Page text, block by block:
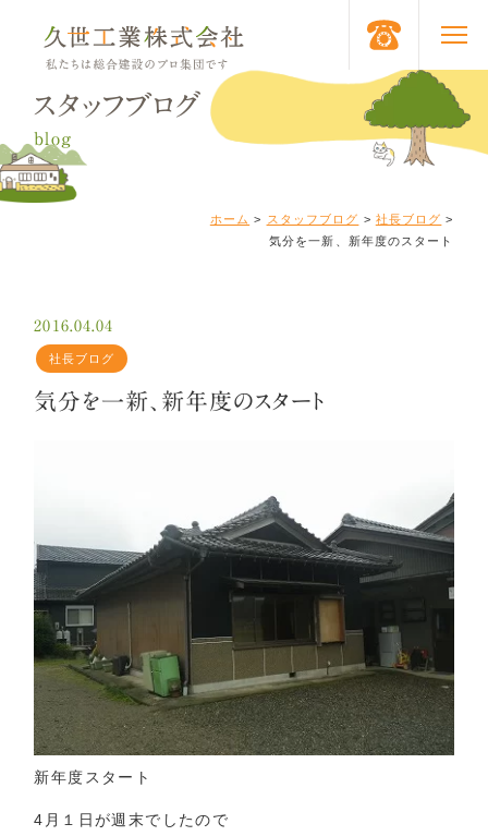
スタッフブログ
blog
ホーム > スタッフブログ > 社長ブログ >
気分を一新、新年度のスタート
2016.04.04
社長ブログ
気分を一新、新年度のスタート
新年度スタート
4月１日が週末でしたので